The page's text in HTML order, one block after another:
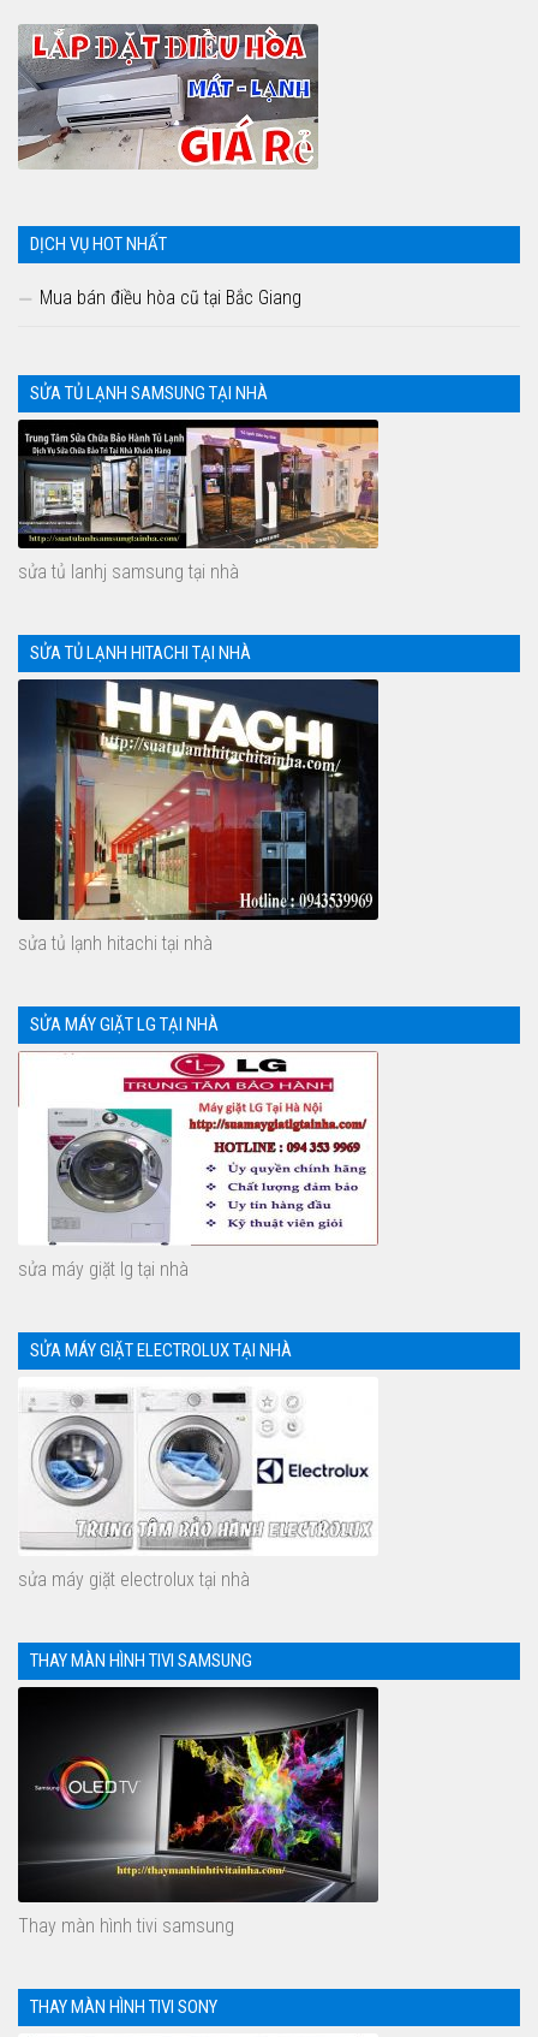
DỊCH VỤ HOT NHẤT
Mua bán điều hòa cũ tại Bắc Giang
SỬA TỦ LẠNH SAMSUNG TẠI NHÀ
sửa tủ lanhj samsung tại nhà
SỬA TỦ LẠNH HITACHI TẠI NHÀ
sửa tủ lạnh hitachi tại nhà
SỬA MÁY GIẶT LG TẠI NHÀ
sửa máy giặt lg tại nhà
SỬA MÁY GIẶT ELECTROLUX TẠI NHÀ
sửa máy giặt electrolux tại nhà
THAY MÀN HÌNH TIVI SAMSUNG
Thay màn hình tivi samsung
THAY MÀN HÌNH TIVI SONY